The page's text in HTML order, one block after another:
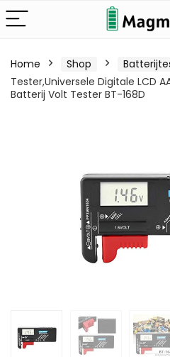
Home Shop
Tester,Universele Digitale LCD
Batterij Volt Tester BT-168D